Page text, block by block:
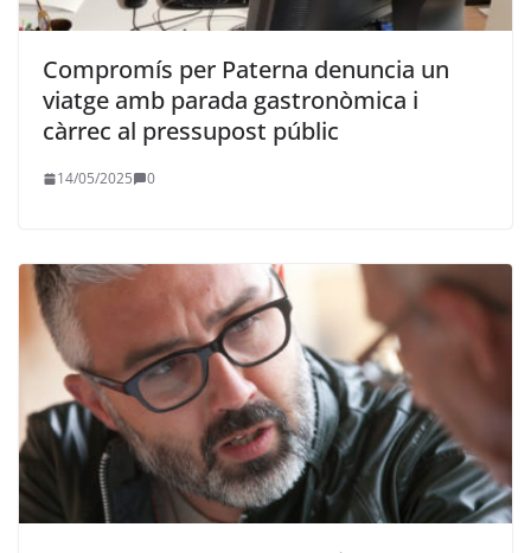
Compromís per Paterna denuncia un
viatge amb parada gastronòmica i
càrrec al pressupost públic
14/05/2025 0